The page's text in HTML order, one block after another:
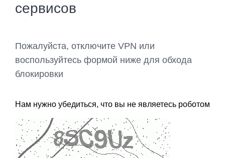
сервисов
Пожалуйста, отключите VPN или
воспользуйтесь формой ниже для обхода
блокировки
Нам нужно убедиться, что вы не являетесь роботом